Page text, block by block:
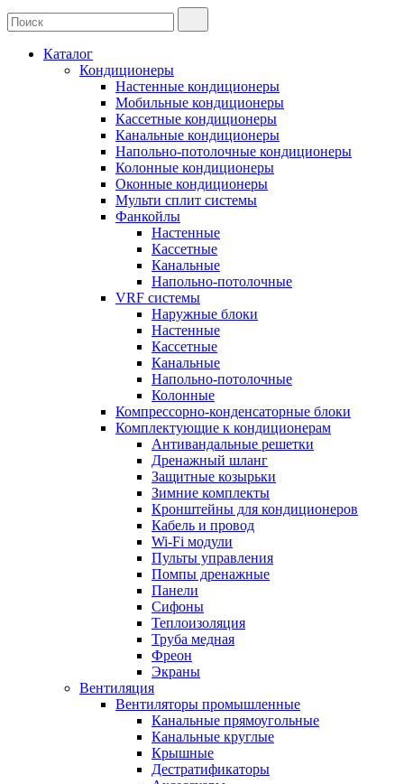
Каталог
Кондиционеры
Настенные кондиционеры
Мобильные кондиционеры
Кассетные кондиционеры
Канальные кондиционеры
Напольно-потолочные кондиционеры
Колонные кондиционеры
Оконные кондиционеры
Мульти сплит системы
Фанкойлы
Настенные
Кассетные
Канальные
Напольно-потолочные
VRF системы
Наружные блоки
Настенные
Кассетные
Канальные
Напольно-потолочные
Колонные
Компрессорно-конденсаторные блоки
Комплектующие к кондиционерам
Антивандальные решетки
Дренажный шланг
Защитные козырьки
Зимние комплекты
Кронштейны для кондиционеров
Кабель и провод
Wi-Fi модули
Пульты управления
Помпы дренажные
Панели
Сифоны
Теплоизоляция
Труба медная
Фреон
Экраны
Вентиляция
Вентиляторы промышленные
Канальные прямоугольные
Канальные круглые
Крышные
Дестратификаторы